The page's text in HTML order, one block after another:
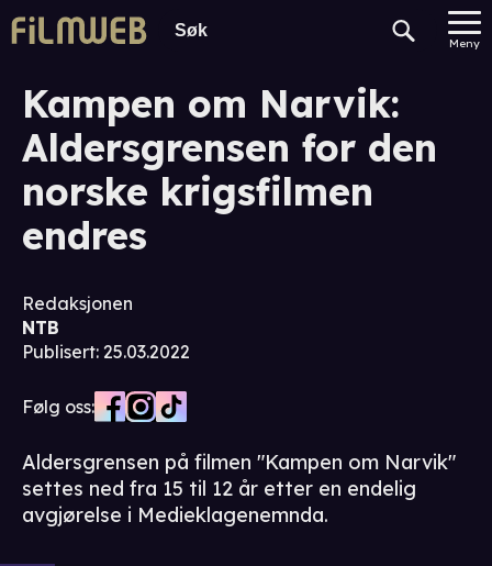
Meny
Kampen om Narvik:
Aldersgrensen for den
norske krigsfilmen
endres
Redaksjonen
NTB
Publisert: 25.03.2022
Følg oss:
Aldersgrensen på filmen "Kampen om Narvik"
settes ned fra 15 til 12 år etter en endelig
avgjørelse i Medieklagenemnda.